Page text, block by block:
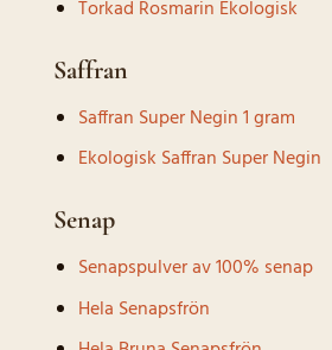
Torkad Rosmarin Ekologisk
Saffran
Saffran Super Negin 1 gram
Ekologisk Saffran Super Negin
Senap
Senapspulver av 100% senap
Hela Senapsfrön